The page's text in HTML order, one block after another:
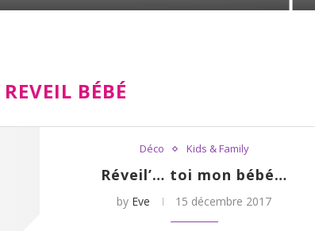
REVEIL BÉBÉ
Déco Kids & Family
Réveil’… toi mon bébé…
by Eve 15 décembre 2017